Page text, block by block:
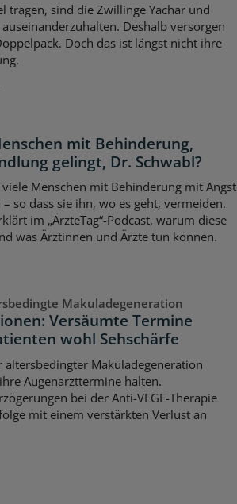
tragen, sind die Zwillinge Yachar und
Deshalb versorgen
Doch das ist längst nicht ihre
mit Behinderung,
gelingt, Dr. Schwabl?
Menschen mit Behinderung mit Angst
so dass sie ihn, wo es geht, vermeiden.
im „ÄrzteTag“-Podcast, warum diese
was Ärztinnen und Ärzte tun können.
Makuladegeneration
Versäumte Termine
wohl Sehschärfe
Makuladegeneration
Augenarzttermine halten.
bei der Anti-VEGF-Therapie
mit einem verstärkten Verlust an